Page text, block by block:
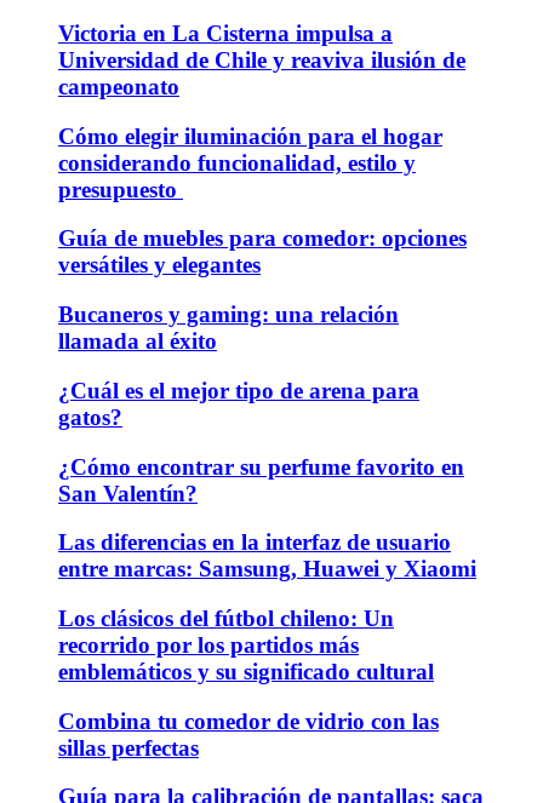
Victoria en La Cisterna impulsa a
Universidad de Chile y reaviva ilusión de
campeonato
Cómo elegir iluminación para el hogar
considerando funcionalidad, estilo y
presupuesto
Guía de muebles para comedor: opciones
versátiles y elegantes
Bucaneros y gaming: una relación
llamada al éxito
¿Cuál es el mejor tipo de arena para
gatos?
¿Cómo encontrar su perfume favorito en
San Valentín?
Las diferencias en la interfaz de usuario
entre marcas: Samsung, Huawei y Xiaomi
Los clásicos del fútbol chileno: Un
recorrido por los partidos más
emblemáticos y su significado cultural
Combina tu comedor de vidrio con las
sillas perfectas
Guía para la calibración de pantallas: saca